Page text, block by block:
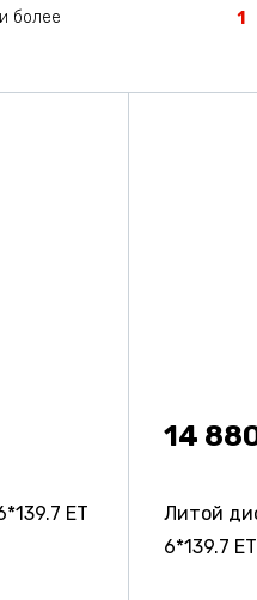
более 1
ET
14
Литой
6*139.7